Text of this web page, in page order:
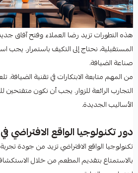
هذه التطورات تزيد رضا العملاء وفتح آفاق
المستقبلية، نحتاج إلى التكيف باستمرار. يجب
صناعة الضيافة.
من المهم متابعة الابتكارات في تقنية الضيافة.
التجارب الرائعة للزوار. يجب أن نكون متفتحين
الأساليب الجديدة.
دور تكنولوجيا الواقع الافتراضي
تكنولوجيا الواقع الافتراضي تزيد من جودة
بالاستمتاع بتقديم المطعم من خلال